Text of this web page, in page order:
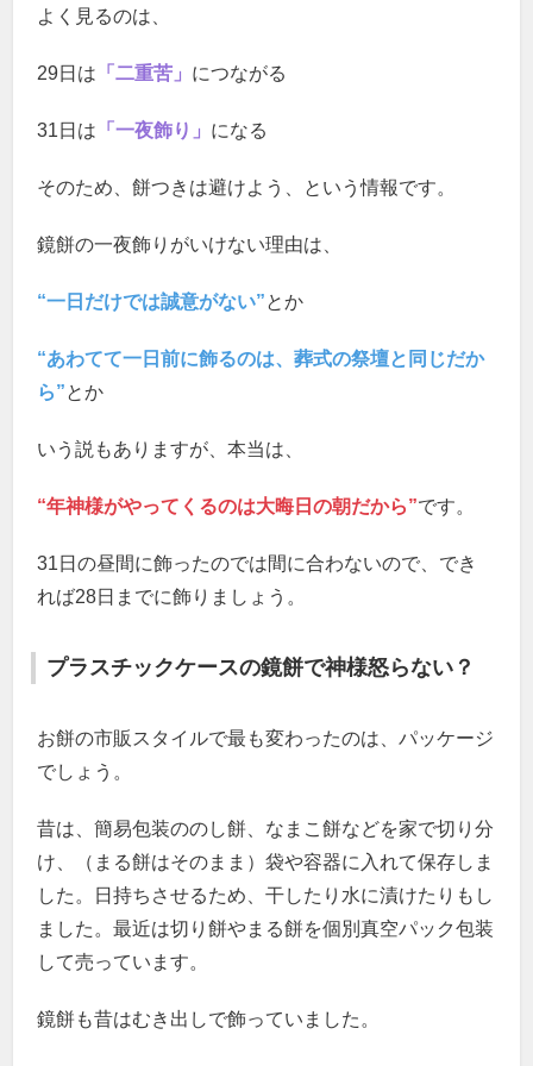
よく見るのは、
29日は 「二重苦」 につながる
31日は 「一夜飾り」 になる
そのため、餅つきは避けよう、という情報です。
鏡餅の一夜飾りがいけない理由は、
“一日だけでは誠意がない”とか
“あわてて一日前に飾るのは、葬式の祭壇と同じだか
ら”とか
いう説もありますが、本当は、
“年神様がやってくるのは大晦日の朝だから”です。
31日の昼間に飾ったのでは間に合わないので、でき
れば28日までに飾りましょう。
プラスチックケースの鏡餅で神様怒らない？
お餅の市販スタイルで最も変わったのは、パッケージ
でしょう。
昔は、簡易包装ののし餅、なまこ餅などを家で切り分
け、（まる餅はそのまま）袋や容器に入れて保存しま
した。日持ちさせるため、干したり水に漬けたりもし
ました。最近は切り餅やまる餅を個別真空パック包装
して売っています。
鏡餅も昔はむき出しで飾っていました。